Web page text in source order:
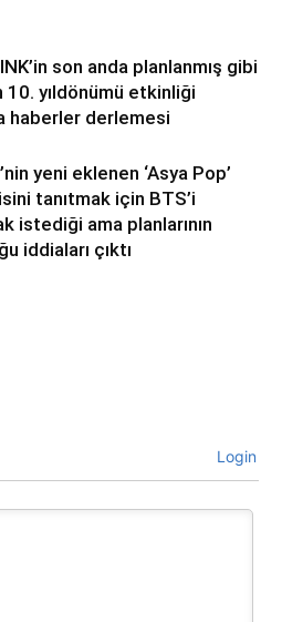
son anda planlanmış gibi
10. yıldönümü etkinliği
haberler derlemesi
yeni eklenen ‘Asya Pop’
tanıtmak için BTS’i
istediği ama planlarının
iddiaları çıktı
Login